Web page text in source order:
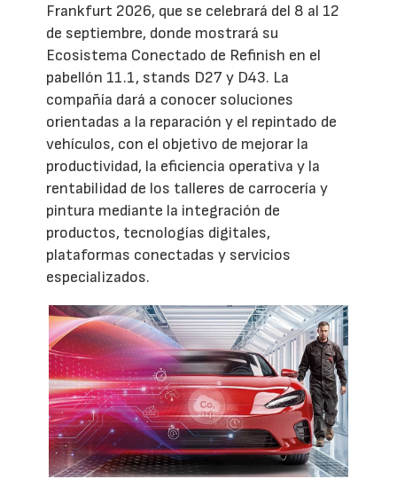
Frankfurt 2026, que se celebrará del 8 al 12
de septiembre, donde mostrará su
Ecosistema Conectado de Refinish en el
pabellón 11.1, stands D27 y D43. La
compañía dará a conocer soluciones
orientadas a la reparación y el repintado de
vehículos, con el objetivo de mejorar la
productividad, la eficiencia operativa y la
rentabilidad de los talleres de carrocería y
pintura mediante la integración de
productos, tecnologías digitales,
plataformas conectadas y servicios
especializados.